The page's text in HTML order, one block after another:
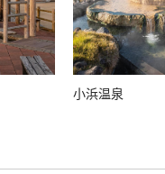
小浜温泉